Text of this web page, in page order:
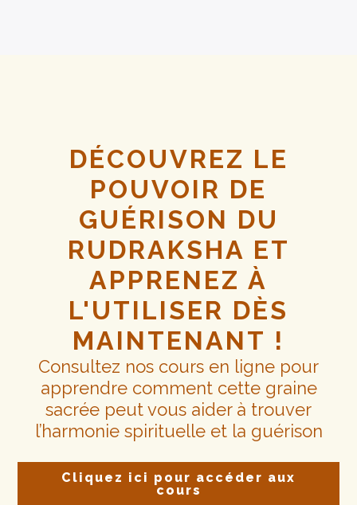
DÉCOUVREZ LE
POUVOIR DE
GUÉRISON DU
RUDRAKSHA ET
APPRENEZ À
L'UTILISER DÈS
MAINTENANT !
Consultez nos cours en ligne pour
apprendre comment cette graine
sacrée peut vous aider à trouver
l’harmonie spirituelle et la guérison
Cliquez ici pour accéder aux
cours